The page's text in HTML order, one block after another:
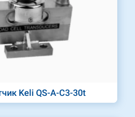
Keli QS-A-C3-30t